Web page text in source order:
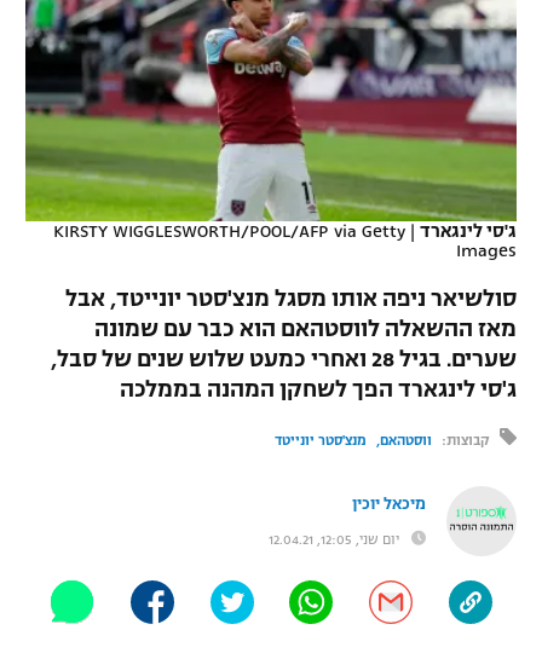
VOD
תוצאות
לוח שידורים
"מעל הליגה" – פודקאסט
"מחצית בשכונה" – פודקאסט
נבחרת ישראל
מכבי חיפה
בית"ר ירושלים
מכבי תל אביב
הפועל תל אביב
הפועל חיפה
הפועל באר שבע
מכבי נתניה
ליגה ספרדית
ליגה איטלקית
ליגה הולנדית
ליגה טורקית
ליגה ברזילאית
כדורסל נשים
מכבי תל אביב
הפועל חולון
הפועל ירושלים
דני אבדיה
יורוליג
יורוקאפ
טניס
כדוריד
כדורעף
שחייה
ג'ודו
אגרוף
היאבקות WWE
אופניים
ג'סי לינגארד |
KIRSTY WIGGLESWORTH/POOL/AFP via Getty
Images
סולשיאר ניפה אותו מסגל מנצ'סטר יונייטד, אבל
מאז ההשאלה לווסטהאם הוא כבר עם שמונה
שערים. בגיל 28 ואחרי כמעט שלוש שנים של סבל,
ג'סי לינגארד הפך לשחקן המהנה בממלכה
קבוצות: ווסטהאם מנצ'סטר יונייטד
מיכאל יוכין
יום שני, 12:05, 12.04.21